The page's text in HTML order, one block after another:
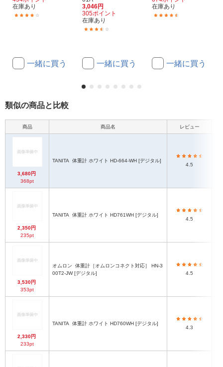
在庫あり
一緒に買う
3,046円
305ポイント
在庫あり
一緒に買う
在庫あり
一緒に買う
類似の商品と比較
商品 商品名 レビュー
3,680円
368pt
TANITA 体重計 ホワイト HD-664-WH [デジタル]
4.5
2,350円
235pt
TANITA 体重計 ホワイト HD761WH [デジタル]
4.5
3,530円
353pt
オムロン
00T2-JW [デジタル]
4.5
2,330円
233pt
TANITA 体重計 ホワイト HD760WH [デジタル]
4.3